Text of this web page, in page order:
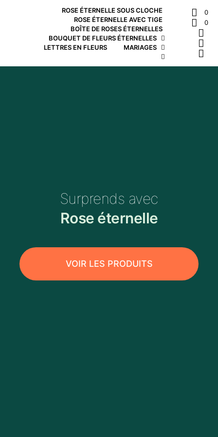
ROSE ÉTERNELLE SOUS CLOCHE
ROSE ÉTERNELLE AVEC TIGE
BOÎTE DE ROSES ÉTERNELLES
BOUQUET DE FLEURS ÉTERNELLES
LETTRES EN FLEURS
MARIAGES
0
0
Surprends avec
Rose éternelle
VOIR LES PRODUITS